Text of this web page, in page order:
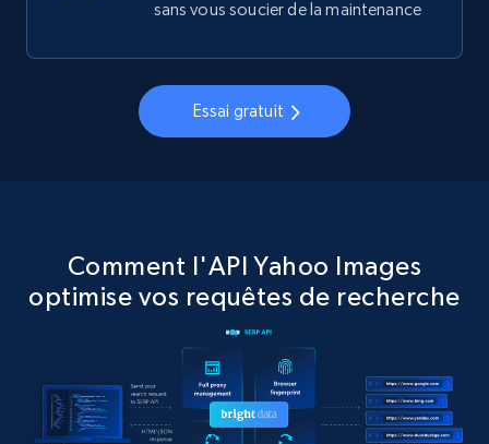
sans vous soucier de la maintenance
Essai gratuit
Comment l'API Yahoo Images
optimise vos requêtes de recherche